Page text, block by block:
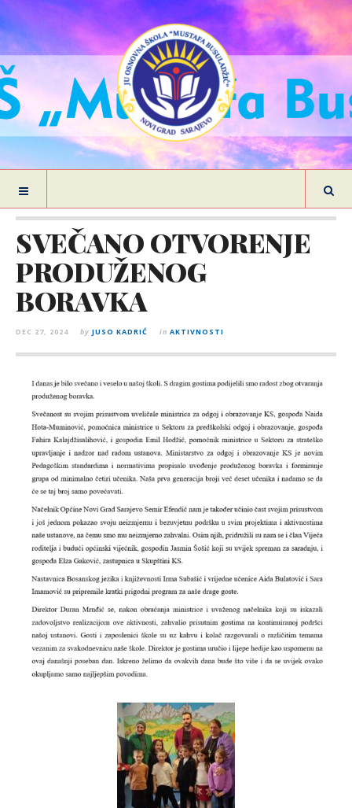
SVEČANO OTVORENJE
PRODUŽENOG
BORAVKA
DEC 27, 2024 by JUSO KADRIĆ in AKTIVNOSTI